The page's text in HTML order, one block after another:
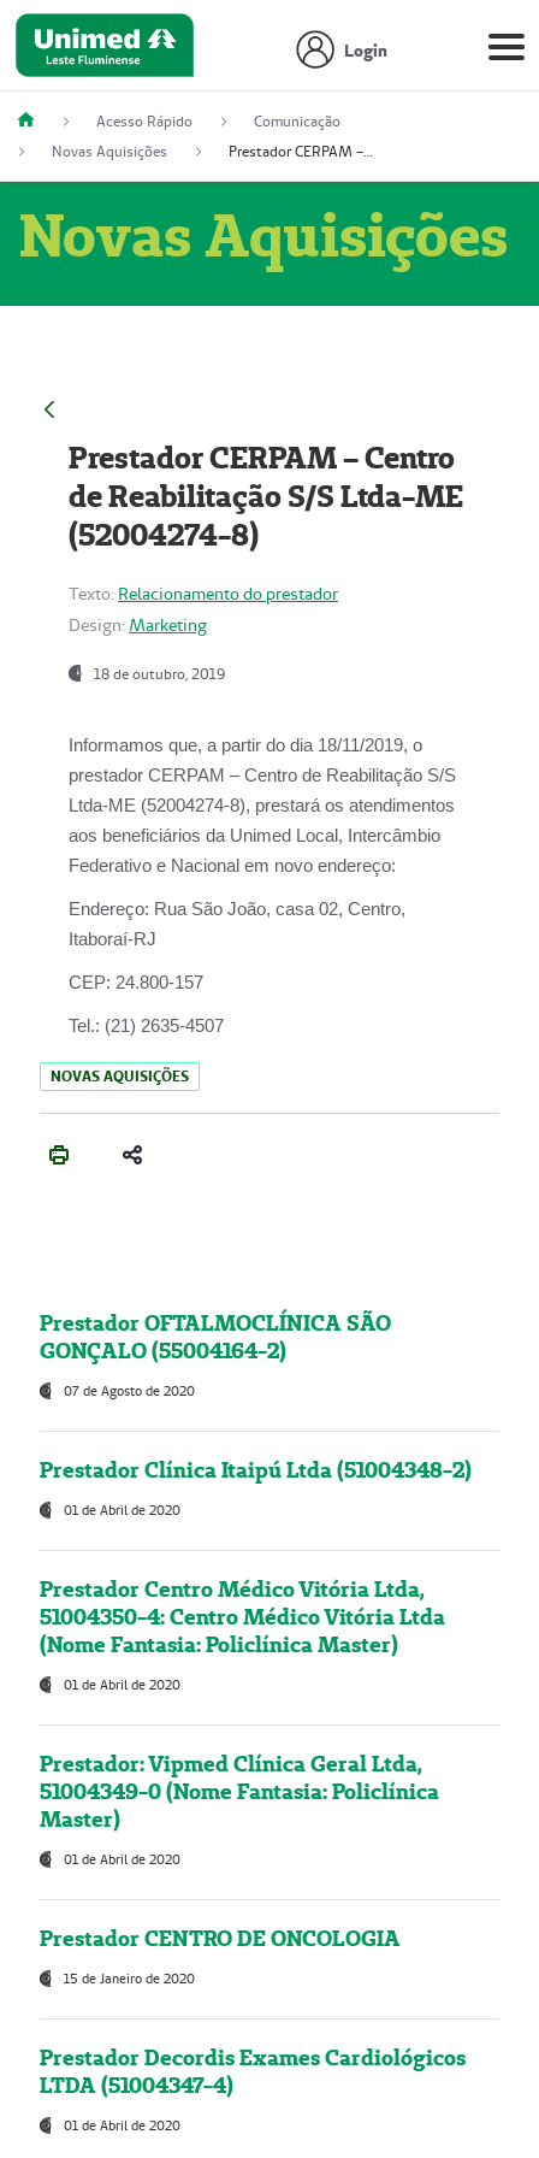
Login
Acesso Rápido
Comunicação
Novas Aquisições
Prestador CERPAM – Centro de Reabilitação S/S Ltda-ME (52004274-8)
Novas Aquisições
Prestador CERPAM – Centro
de Reabilitação S/S Ltda-ME
(52004274-8)
Texto: Relacionamento do prestador
Design: Marketing
18 de outubro, 2019
Informamos que, a partir do dia 18/11/2019, o
prestador CERPAM – Centro de Reabilitação S/S
Ltda-ME (52004274-8), prestará os atendimentos
aos beneficiários da Unimed Local, Intercâmbio
Federativo e Nacional em novo endereço:
Endereço: Rua São João, casa 02, Centro,
Itaboraí-RJ
CEP: 24.800-157
Tel.: (21) 2635-4507
NOVAS AQUISIÇÕES
Prestador OFTALMOCLÍNICA SÃO
GONÇALO (55004164-2)
07 de Agosto de 2020
Prestador Clínica Itaipú Ltda (51004348-2)
01 de Abril de 2020
Prestador Centro Médico Vitória Ltda,
51004350-4: Centro Médico Vitória Ltda
(Nome Fantasia: Policlínica Master)
01 de Abril de 2020
Prestador: Vipmed Clínica Geral Ltda,
51004349-0 (Nome Fantasia: Policlínica
Master)
01 de Abril de 2020
Prestador CENTRO DE ONCOLOGIA
15 de Janeiro de 2020
Prestador Decordis Exames Cardiológicos
LTDA (51004347-4)
01 de Abril de 2020